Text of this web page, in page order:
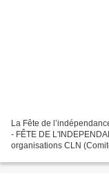
La Fête de
- FÊTE DE
organisations CLN
https://